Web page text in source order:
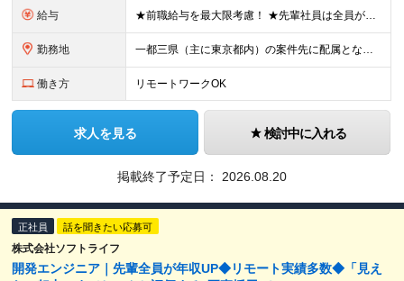
給与 ★前職給与を最大限考慮！ ★先輩社員は全員が年収UP！ ■月給35万円～＋各種手当＋賞与年2回 ※経験、能力を考慮の上、決定致します。 ※上記には固定残業代（19時間分／34,460円～）を含み
勤務地 一都三県（主に東京都内）の案件先に配属となります。 ■東京本社 東京都中央区銀座四丁目8番4号 三原ビルディング（7階） ※(変更の範囲)上記を除く当社関連勤務地
働き方 リモートワークOK
求人を見る 検討中に入れる
掲載終了予定日： 2026.08.20
正社員 話を聞きたい応募可
株式会社ソフトライフ
開発エンジニア｜先輩全員が年収UP◆リモート実績多数◆「見え